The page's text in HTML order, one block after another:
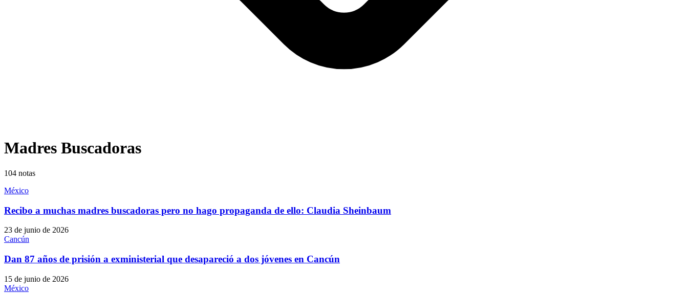
Madres Buscadoras
104 notas
México
Recibo a muchas madres buscadoras pero no hago propaganda de ello: Claudia Sheinbaum
23 de junio de 2026
Cancún
Dan 87 años de prisión a exministerial que desapareció a dos jóvenes en Cancún
15 de junio de 2026
México